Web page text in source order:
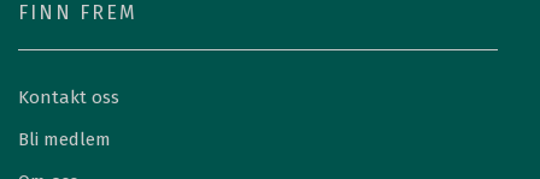
FINN FREM
Kontakt oss
Bli medlem